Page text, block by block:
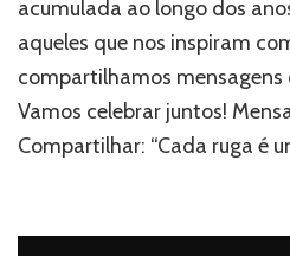
acumulada ao longo dos
aqueles que nos inspiram
compartilhamos
Vamos celebrar juntos!
Compartilhar: “Cada ruga é